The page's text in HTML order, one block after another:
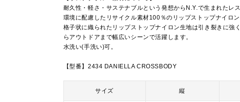
耐久性・軽さ・サステナブルという発想からN.Y.で生まれたレ
環境に配慮したリサイクル素材100％のリップストップナイロ
格子状に織られたリップストップナイロン生地は引き裂きに強
らアウトドアまで幅広いシーンで活躍します。
水洗い(手洗い)可。
【型番】2434 DANIELLA CROSSBODY
サイズ 縦